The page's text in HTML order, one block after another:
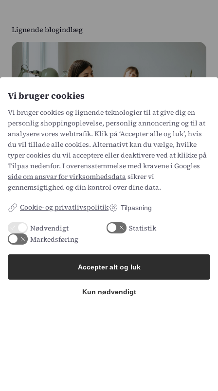
Lignende blogindlæg
ADMINISTRATION 08 JUN 2026
Fremtidens administration: 6
trends der vil præge virksomheder
i 2027
Hvor administrative medarbejdere tidligere
brugte størs…
Vi bruger cookies
Vi bruger cookies og lignende teknologier til at give dig en
personlig shoppingoplevelse, personlig annoncering og til at
analysere vores webtrafik. Klik på ‘Accepter alle og luk’, hvis
du vil tillade alle cookies. Alternativt kan du vælge, hvilke
typer cookies du vil acceptere eller deaktivere ved at klikke på
Tilpas nedenfor. I overensstemmelse med kravene i Googles
side om ansvar for virksomhedsdatasikrer vi
gennemsigtighed og din kontrol over dine data.
Cookie- og privatlivspolitik Tilpasning
Nødvendigt
Statistik
Markedsføring
Kun nødvendigt
Accepter alt og luk